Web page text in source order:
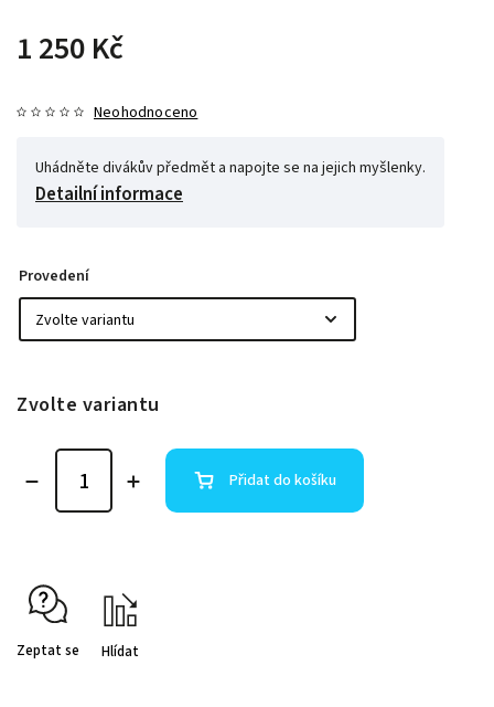
1 250 Kč
Neohodnoceno
Uhádněte divákův předmět a napojte se na jejich myšlenky.
Detailní informace
Provedení
Zvolte variantu
Přidat do košíku
Zeptat se Hlídat